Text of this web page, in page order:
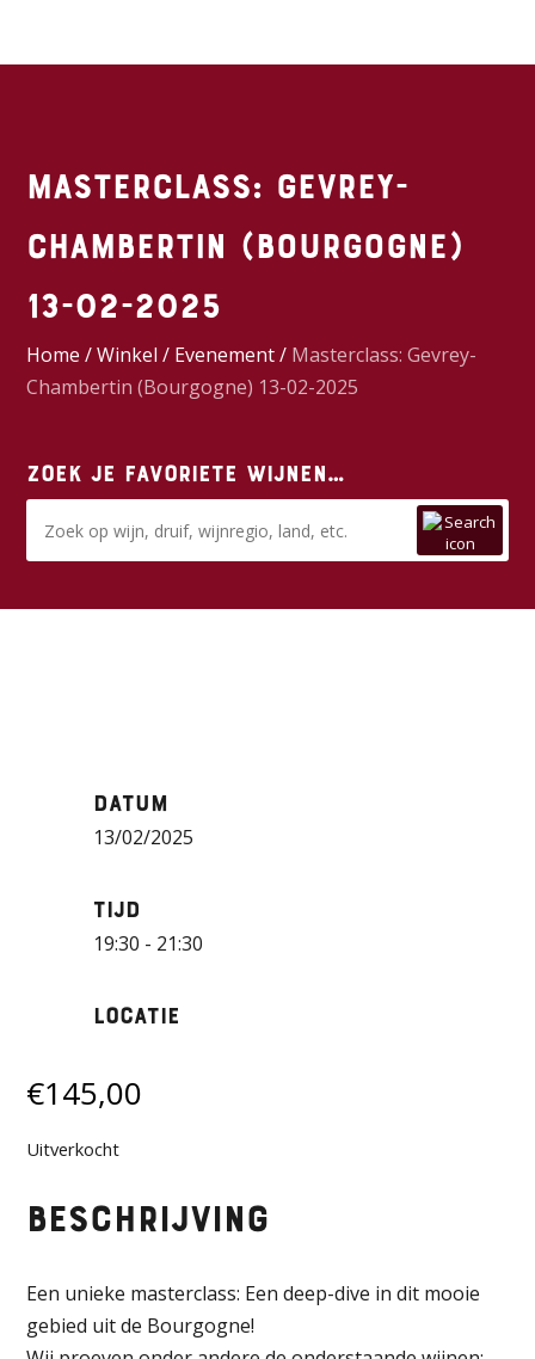
Masterclass: Gevrey-
Chambertin (Bourgogne)
13-02-2025
Home /Winkel / Evenement/ Masterclass: Gevrey-
Chambertin (Bourgogne) 13-02-2025
Zoek je favoriete wijnen…
Datum
13/02/2025
Tijd
19:30 - 21:30
Locatie
€145,00
Uitverkocht
Beschrijving
Een unieke masterclass: Een deep-dive in dit mooie
gebied uit de Bourgogne!